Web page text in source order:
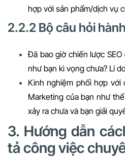
hợp với sản phẩm/dịch vụ
2.2.2 Bộ câu hỏi
Đã bao giờ chiến lược
như bạn kì vọng chưa? Lí
Kinh nghiệm phối hợp
Marketing của bạn như
xảy ra chưa và bạn giải
3. Hướng dẫn
tả công việc